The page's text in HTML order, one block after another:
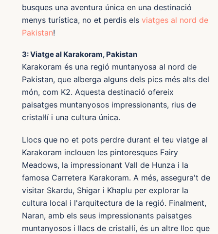
busques una aventura única en una destinació
menys turística, no et perdis els viatges al nord de
Pakistan!
3: Viatge al Karakoram, Pakistan
Karakoram és una regió muntanyosa al nord de
Pakistan, que alberga alguns dels pics més alts del
món, com K2. Aquesta destinació ofereix
paisatges muntanyosos impressionants, rius de
cristal·lí i una cultura única.
Llocs que no et pots perdre durant el teu viatge al
Karakoram inclouen les pintoresques Fairy
Meadows, la impressionant Vall de Hunza i la
famosa Carretera Karakoram. A més, assegura't de
visitar Skardu, Shigar i Khaplu per explorar la
cultura local i l'arquitectura de la regió. Finalment,
Naran, amb els seus impressionants paisatges
muntanyosos i llacs de cristal·lí, és un altre lloc que